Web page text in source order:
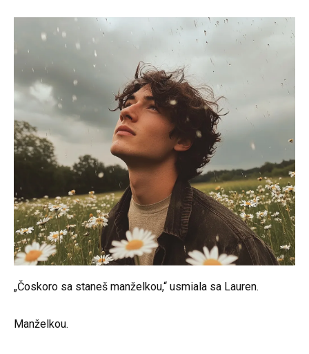
„Čoskoro sa staneš manželkou,“ usmiala sa Lauren.
Manželkou.